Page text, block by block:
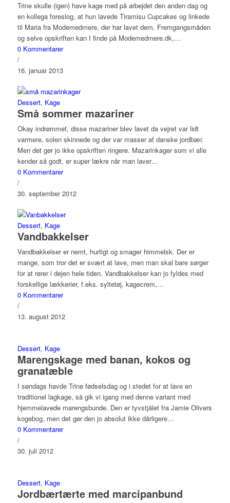
Trine skulle (igen) have kage med på arbejdet den anden dag og
en kollega foreslog, at hun lavede Tiramisu Cupcakes og linkede
til Maria fra Modemedmere, der har lavet dem. Fremgangsmåden
og selve opskriften kan I finde på Modemedmere.dk,…
0 Kommentarer
/
16. januar 2013
Dessert, Kage
Små sommer mazariner
Okay indrømmet, disse mazariner blev lavet da vejret var lidt
varmere, solen skinnede og der var masser af danske jordbær.
Men det gør jo ikke opskriften ringere. Mazarinkager som vi alle
kender så godt, er super lækre når man laver…
0 Kommentarer
/
30. september 2012
Dessert, Kage
Vandbakkelser
Vandbakkelser er nemt, hurtigt og smager himmelsk. Der er
mange, som tror det er svært at lave, men man skal bare sørger
for at rører i dejen hele tiden. Vandbakkelser kan jo fyldes med
forskellige lækkerier, f.eks. syltetøj, kagecrem,…
0 Kommentarer
/
13. august 2012
Dessert, Kage
Marengskage med banan, kokos og
granatæble
I søndags havde Trine fødselsdag og i stedet for at lave en
traditionel lagkage, så gik vi igang med denne variant med
hjemmelavede marengsbunde. Den er tyvstjålet fra Jamie Olivers
kogebog, men det gør den jo absolut ikke dårligere…
0 Kommentarer
/
30. juli 2012
Dessert, Kage
Jordbærtærte med marcipanbund